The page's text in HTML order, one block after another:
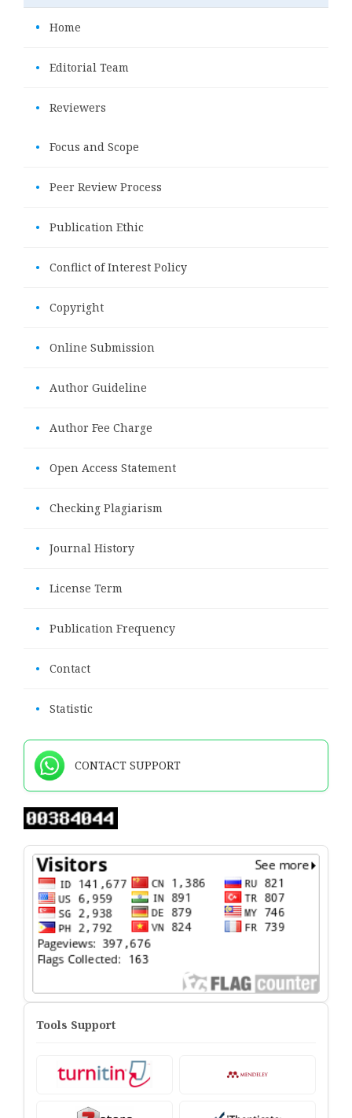
• Home
• Editorial Team
• Reviewers
• Focus and Scope
• Peer Review Process
• Publication Ethic
• Conflict of Interest Policy
• Copyright
• Online Submission
• Author Guideline
• Author Fee Charge
• Open Access Statement
• Checking Plagiarism
• Journal History
• License Term
• Publication Frequency
• Contact
• Statistic
CONTACT SUPPORT
Tools Support